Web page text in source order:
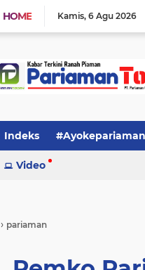
HOME Kamis 6 Agu 2026
Indeks #Ayokepariaman
Video
› pariaman